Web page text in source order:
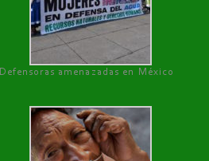
Defensoras amenazadas en México